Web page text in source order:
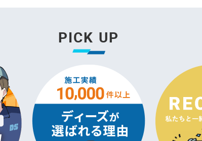
PICK UP